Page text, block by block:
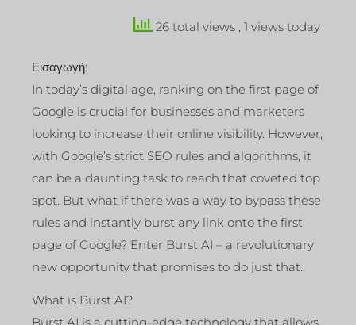
26 total views , 1 views today
Εισαγωγή:
In today’s digital age, ranking on the first page of
Google is crucial for businesses and marketers
looking to increase their online visibility. However,
with Google’s strict SEO rules and algorithms, it
can be a daunting task to reach that coveted top
spot. But what if there was a way to bypass these
rules and instantly burst any link onto the first
page of Google? Enter Burst AI – a revolutionary
new opportunity that promises to do just that.
What is Burst AI?